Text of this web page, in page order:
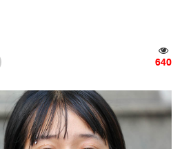
640